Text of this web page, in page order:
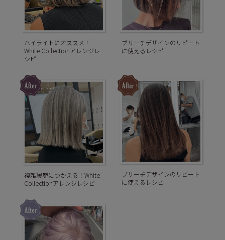
ハイライトにオススメ！
White Collectionアレンジレ
シピ
ブリーチデザインのリピート
に使えるレシピ
複雑履歴につかえる！White
Collectionアレンジレシピ
ブリーチデザインのリピート
に使えるレシピ